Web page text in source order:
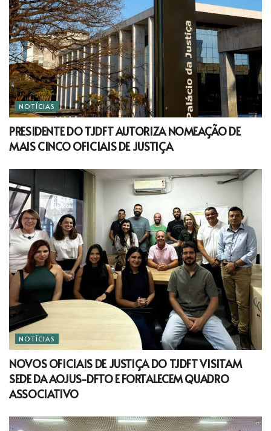
NOTÍCIAS
PRESIDENTE DO TJDFT AUTORIZA NOMEAÇÃO DE
MAIS CINCO OFICIAIS DE JUSTIÇA
NOTÍCIAS
NOVOS OFICIAIS DE JUSTIÇA DO TJDFT VISITAM
SEDE DA AOJUS-DFTO E FORTALECEM QUADRO
ASSOCIATIVO